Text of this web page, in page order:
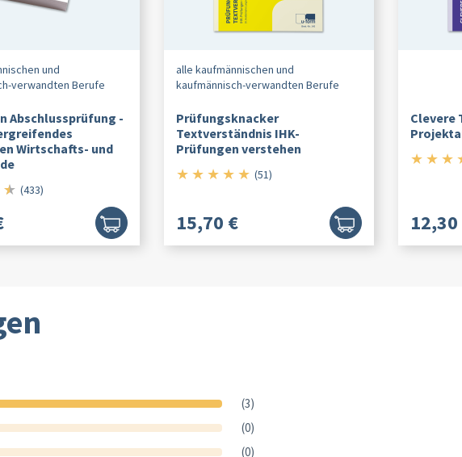
und
verwandten Berufe
Abschlussprüfung -
Wirtschafts- und
★4.5/5
(433)
alle kaufmännischen und
kaufmännisch-verwandten Berufe
Prüfungsknacker
Textverständnis IHK-
Prüfungen verstehen
★ ★ ★ ★ ★5/5
(51)
15,70 €
Clevere
★ ★ ★
12,30
(3)
(0)
(0)